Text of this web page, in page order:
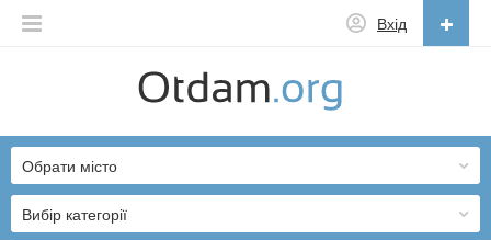
Вхід
English
Русский
Українська
Вибір категорії
Обрати місто